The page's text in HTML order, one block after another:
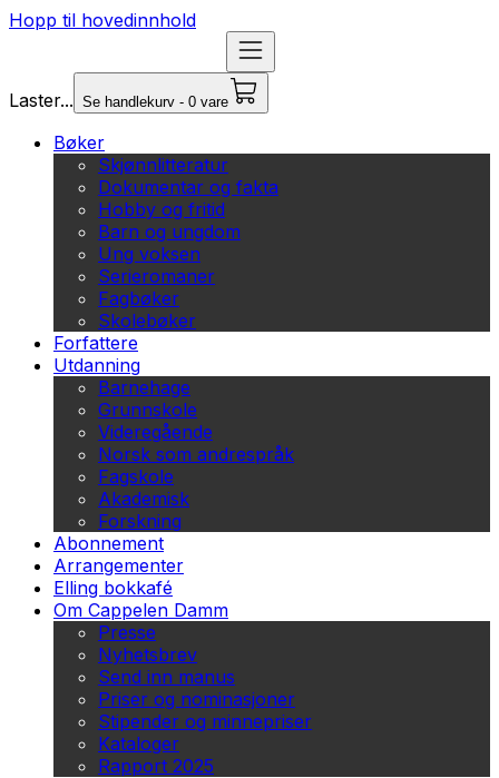
Hopp til hovedinnhold
Laster... Se handlekurv - 0 vare
Bøker
Skjønnlitteratur
Dokumentar og fakta
Hobby og fritid
Barn og ungdom
Ung voksen
Serieromaner
Fagbøker
Skolebøker
Forfattere
Utdanning
Barnehage
Grunnskole
Videregående
Norsk som andrespråk
Fagskole
Akademisk
Forskning
Abonnement
Arrangementer
Elling bokkafé
Om Cappelen Damm
Presse
Nyhetsbrev
Send inn manus
Priser og nominasjoner
Stipender og minnepriser
Kataloger
Rapport 2025